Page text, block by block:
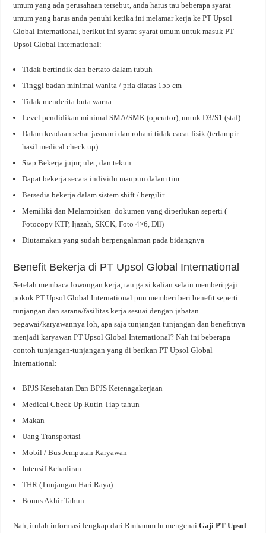
umum yang ada perusahaan tersebut, anda harus tau beberapa syarat
umum yang harus anda penuhi ketika ini melamar kerja ke PT Upsol
Global International, berikut ini syarat-syarat umum untuk masuk PT
Upsol Global International:
Tidak bertindik dan bertato dalam tubuh
Tinggi badan minimal wanita / pria diatas 155 cm
Tidak menderita buta warna
Level pendidikan minimal SMA/SMK (operator), untuk D3/S1 (staf)
Dalam keadaan sehat jasmani dan rohani tidak cacat fisik (terlampir
hasil medical check up)
Siap Bekerja jujur, ulet, dan tekun
Dapat bekerja secara individu maupun dalam tim
Bersedia bekerja dalam sistem shift / bergilir
Memiliki dan Melampirkan dokumen yang diperlukan seperti (
Fotocopy KTP, Ijazah, SKCK, Foto 4×6, Dll)
Diutamakan yang sudah berpengalaman pada bidangnya
Benefit Bekerja di PT Upsol Global International
Setelah membaca lowongan kerja, tau ga si kalian selain memberi gaji
pokok PT Upsol Global International pun memberi beri benefit seperti
tunjangan dan sarana/fasilitas kerja sesuai dengan jabatan
pegawai/karyawannya loh, apa saja tunjangan tunjangan dan benefitnya
menjadi karyawan PT Upsol Global International? Nah ini beberapa
contoh tunjangan-tunjangan yang di berikan PT Upsol Global
International:
BPJS Kesehatan Dan BPJS Ketenagakerjaan
Medical Check Up Rutin Tiap tahun
Makan
Uang Transportasi
Mobil / Bus Jemputan Karyawan
Intensif Kehadiran
THR (Tunjangan Hari Raya)
Bonus Akhir Tahun
Nah, itulah informasi lengkap dari Rmhamm.lu mengenaiGaji PT Upsol